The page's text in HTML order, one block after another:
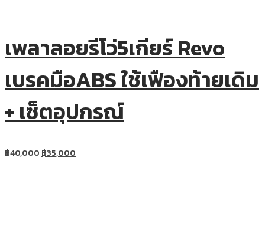
เพลาลอยรีโว่5เกียร์ Revo
เบรคมือABS ใช้เฟืองท้ายเดิม
+ เซ็ตอุปกรณ์
฿40,000฿35,000